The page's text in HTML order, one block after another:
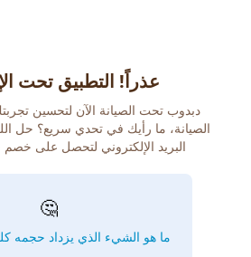
عذراً! التطبيق تحت
دبدوب تحت الصيانة الآن لتحسين
الصيانة، ما رأيك في تحدي سريع؟ حل
البريد الإلكتروني لتحصل على
🤔
ما هو الشيء الذي يزداد حجمه